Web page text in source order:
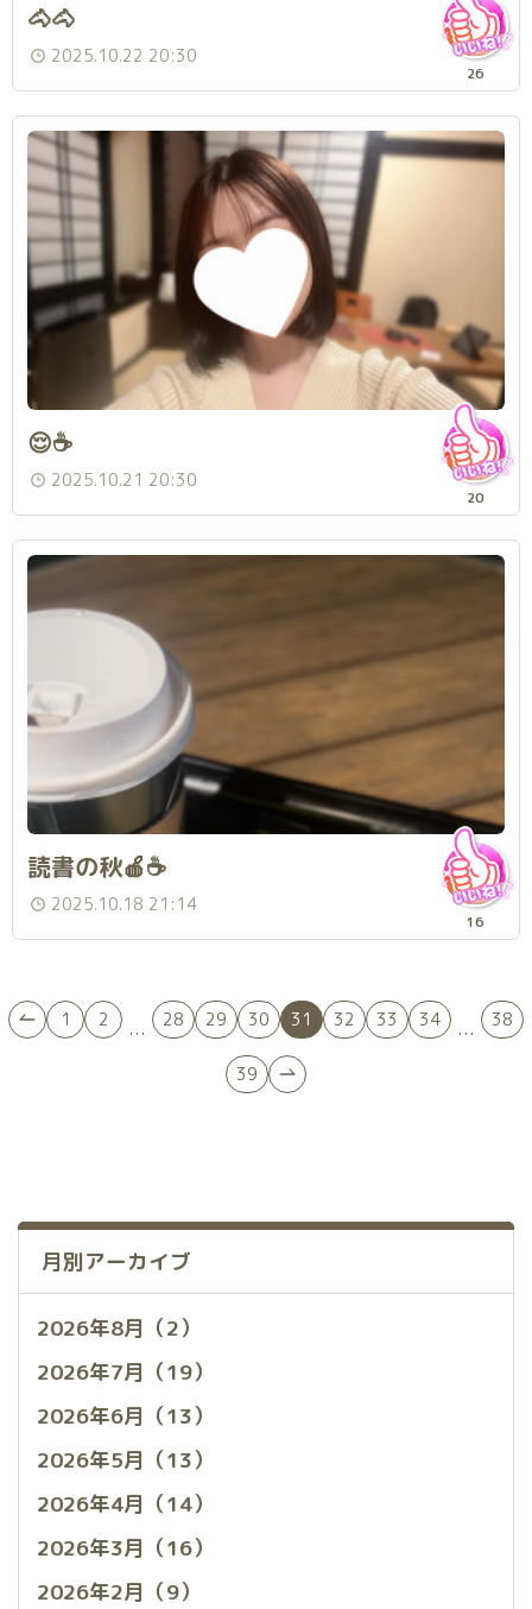
🐴🐴
2025.10.22 20:30
26
😌☕️
2025.10.21 20:30
20
読書の秋🍎☕️
2025.10.18 21:14
16
1 2 ... 28 29 30 31 32 33 34 ... 38
39
月別アーカイブ
2026年8月（2）
2026年7月（19）
2026年6月（13）
2026年5月（13）
2026年4月（14）
2026年3月（16）
2026年2月（9）